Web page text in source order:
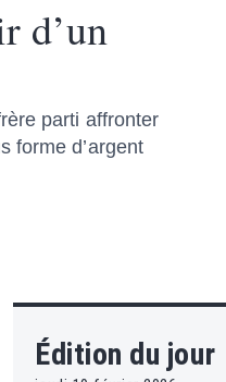
d’un
parti affronter
forme d’argent
Édition du jour